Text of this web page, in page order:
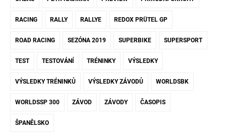
RACING RALLY RALLYE REDOX PRÜTEL GP
ROAD RACING SEZÓNA 2019 SUPERBIKE SUPERSPORT
TEST TESTOVÁNÍ TRÉNINKY VÝSLEDKY
VÝSLEDKY TRÉNINKŮ VÝSLEDKY ZÁVODŮ WORLDSBK
WORLDSSP 300 ZÁVOD ZÁVODY ČASOPIS
ŠPANĚLSKO